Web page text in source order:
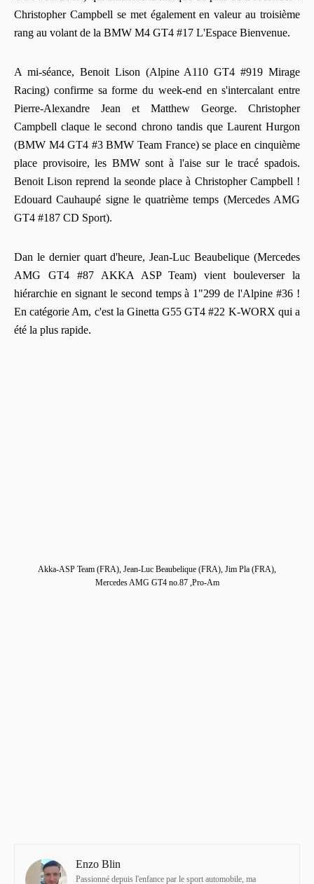
Christopher Campbell se met également en valeur au troisième
rang au volant de la BMW M4 GT4 #17 L'Espace Bienvenue.
A mi-séance, Benoit Lison (Alpine A110 GT4 #919 Mirage
Racing) confirme sa forme du week-end en s'intercalant entre
Pierre-Alexandre Jean et Matthew George. Christopher
Campbell claque le second chrono tandis que Laurent Hurgon
(BMW M4 GT4 #3 BMW Team France) se place en cinquième
place provisoire, les BMW sont à l'aise sur le tracé spadois.
Benoit Lison reprend la seonde place à Christopher Campbell !
Edouard Cauhaupé signe le quatrième temps (Mercedes AMG
GT4 #187 CD Sport).
Dan le dernier quart d'heure, Jean-Luc Beaubelique (Mercedes
AMG GT4 #87 AKKA ASP Team) vient bouleverser la
hiérarchie en signant le second temps à 1"299 de l'Alpine #36 !
En catégorie Am, c'est la Ginetta G55 GT4 #22 K-WORX qui a
été la plus rapide.
Akka-ASP Team (FRA), Jean-Luc Beaubelique (FRA), Jim Pla (FRA),
Mercedes AMG GT4 no.87 ,Pro-Am
Enzo Blin
Passionné depuis l'enfance par le sport automobile, ma